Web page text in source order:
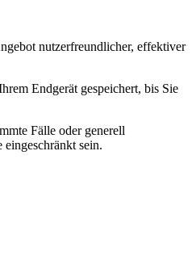
nutzerfreundlicher, effektiver
Endgerät gespeichert, bis Sie
Fälle oder generell
sein.